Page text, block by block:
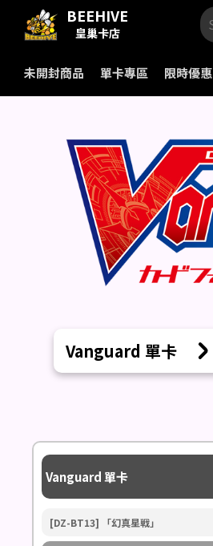
BEEHIVE
皇巢卡店
未開封商品 單卡專區 限時優惠
Vanguard 單卡
Vanguard 單卡
[DZ-BT13] 「幻真星戦」